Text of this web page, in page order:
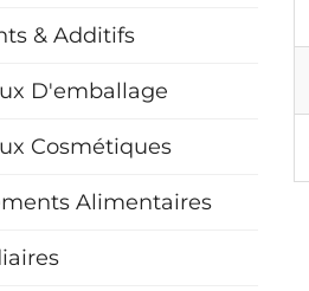
& Additifs
D'emballage
Cosmétiques
Alimentaires